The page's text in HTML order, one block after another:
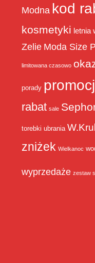
Modna kod
kosmetyki letnia
Zelie Moda Size
limitowana czasowo
porady
rabat sale
torebki ubrania
zniżek Wielkanoc
wyprzedaże zestaw